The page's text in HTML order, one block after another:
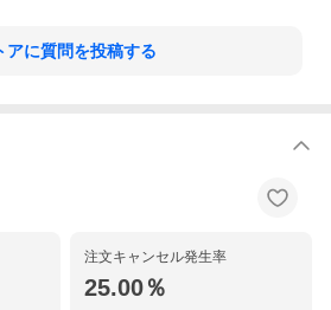
アに質問を投稿する
注文キャンセル発生率
25.00％